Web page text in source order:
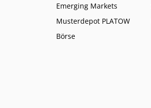
Emerging Markets
Musterdepot PLATOW
Börse